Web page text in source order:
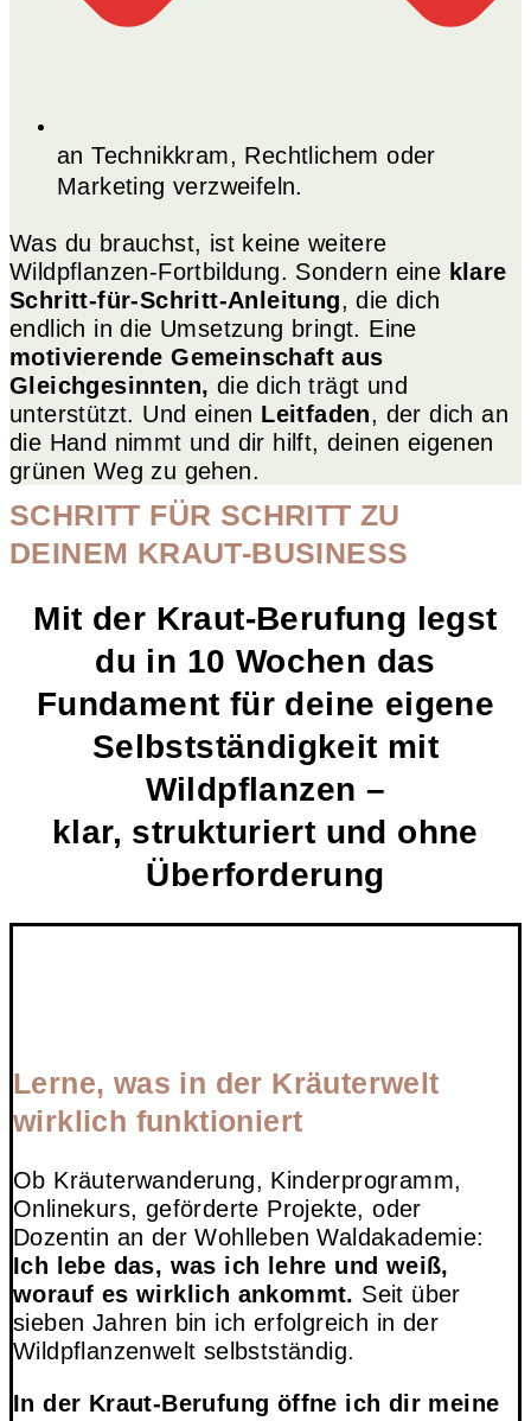
an Technikkram, Rechtlichem oder
Marketing verzweifeln.
Was du brauchst, ist keine weitere
Wildpflanzen-Fortbildung. Sondern eine klare
Schritt-für-Schritt-Anleitung, die dich
endlich in die Umsetzung bringt. Eine
motivierende Gemeinschaft aus
Gleichgesinnten, die dich trägt und
unterstützt. Und einen Leitfaden, der dich an
die Hand nimmt und dir hilft, deinen eigenen
grünen Weg zu gehen.
SCHRITT FÜR SCHRITT ZU
DEINEM KRAUT-BUSINESS
Mit der Kraut-Berufung legst
du in 10 Wochen das
Fundament für deine eigene
Selbstständigkeit mit
Wildpflanzen –
klar, strukturiert und ohne
Überforderung
Lerne, was in der Kräuterwelt
wirklich funktioniert
Ob Kräuterwanderung, Kinderprogramm,
Onlinekurs, geförderte Projekte, oder
Dozentin an der Wohlleben Waldakademie:
Ich lebe das, was ich lehre und weiß,
worauf es wirklich ankommt. Seit über
sieben Jahren bin ich erfolgreich in der
Wildpflanzenwelt selbstständig.
In der Kraut-Berufung öffne ich dir meine